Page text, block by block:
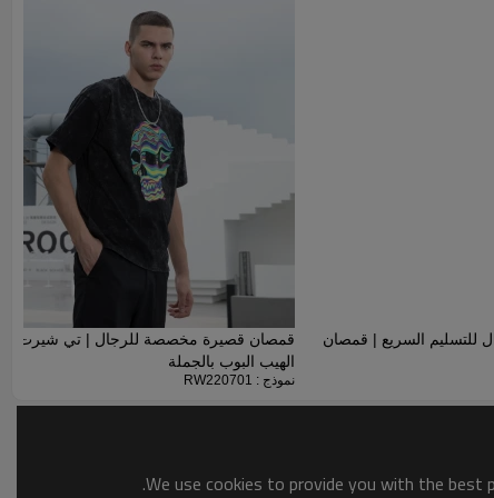
لهذا العقد. إنه يُظهر مظهرًا عتيقًا ويجعل الملابس ناعمة
وقريبة من الجلد، ويستخدم مصنعنا نسيجًا تفاعليًا يتراوح من 180 إلى 300 جرامًا للمتر المربع لإنتاج
كبيرة الحجم | قمصان قطنية 100٪ كاجوال للتسليم السريع | قمصان
الهيب البوب بالجملة
نموذج : RW220701
We use cookies to provide you with the best